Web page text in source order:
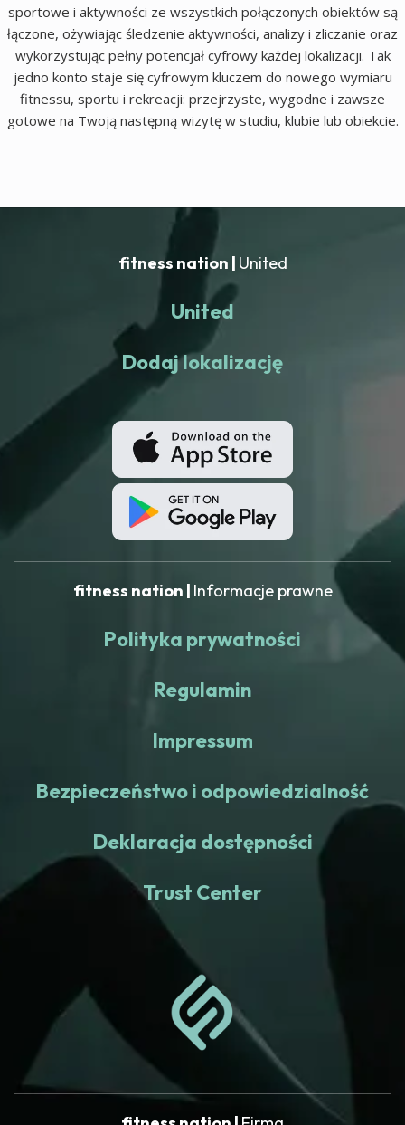
sportowe i aktywności ze wszystkich połączonych obiektów są
łączone, ożywiając śledzenie aktywności, analizy i zliczanie oraz
wykorzystując pełny potencjał cyfrowy każdej lokalizacji. Tak
jedno konto staje się cyfrowym kluczem do nowego wymiaru
fitnessu, sportu i rekreacji: przejrzyste, wygodne i zawsze
gotowe na Twoją następną wizytę w studiu, klubie lub obiekcie.
fitness nation | United
United
Dodaj lokalizację
fitness nation | Informacje prawne
Polityka prywatności
Regulamin
Impressum
Bezpieczeństwo i odpowiedzialność
Deklaracja dostępności
Trust Center